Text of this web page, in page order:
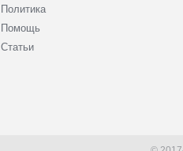
Политика
Помощь
Статьи